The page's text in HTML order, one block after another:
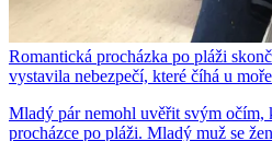
Romantická procházka po pláži
vystavila nebezpečí, které číhá u
Mladý pár nemohl uvěřit svým očím,
procházce po pláži. Mladý muž se